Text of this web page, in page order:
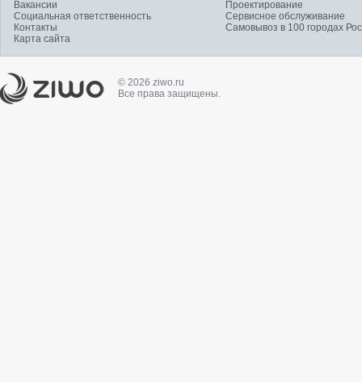
Вакансии
Социальная ответственность
Контакты
Карта сайта
Проектирование
Сервисное обслуживание
Самовывоз в 100 городах
© 2026 ziwo.ru
Все права защищены.